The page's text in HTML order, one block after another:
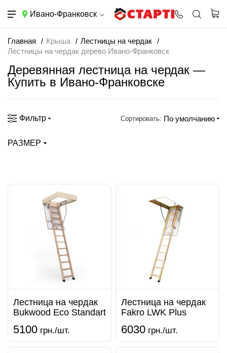
Ивано-Франковск
Главная Крыша
Лестницы на чердак
Лестницы на чердак дерево Ивано-Франковск
Деревянная лестница на чердак —
Купить в Ивано-Франковске
Фильтр Сортировать: По умолчанию
РАЗМЕР
Лестница на чердак
Bukwood Eco Standart
5100 грн./шт.
Лестница на чердак
Fakro LWK Plus
6030 грн./шт.